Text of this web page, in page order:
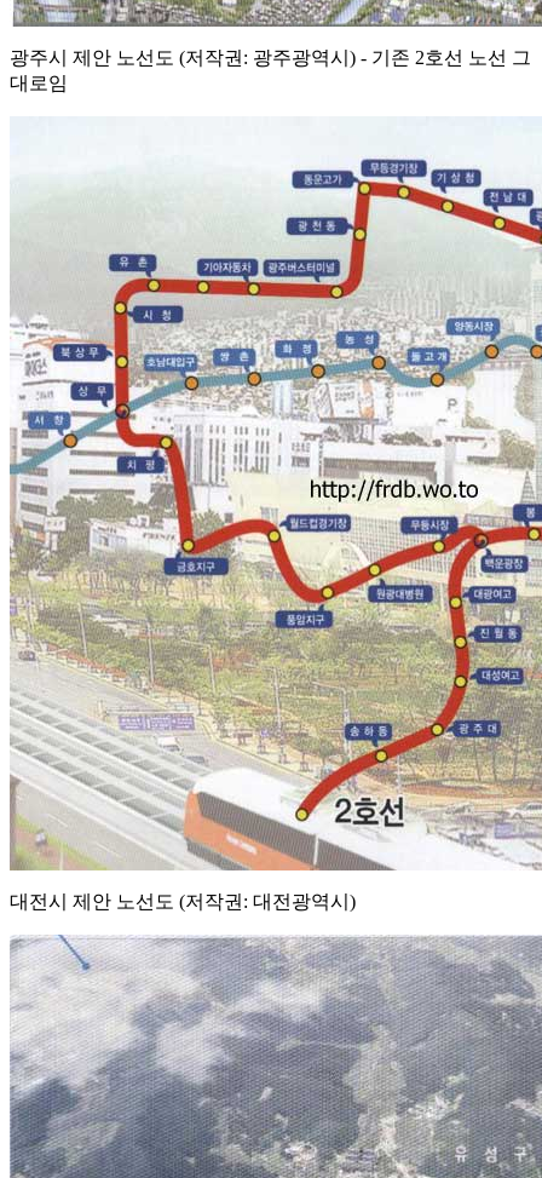
광주시 제안 노선도 (저작권: 광주광역시) - 기존 2호선 노선 그
대로임
대전시 제안 노선도 (저작권: 대전광역시)